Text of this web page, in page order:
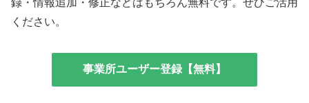
ください。
事業所ユーザー登録【無料】